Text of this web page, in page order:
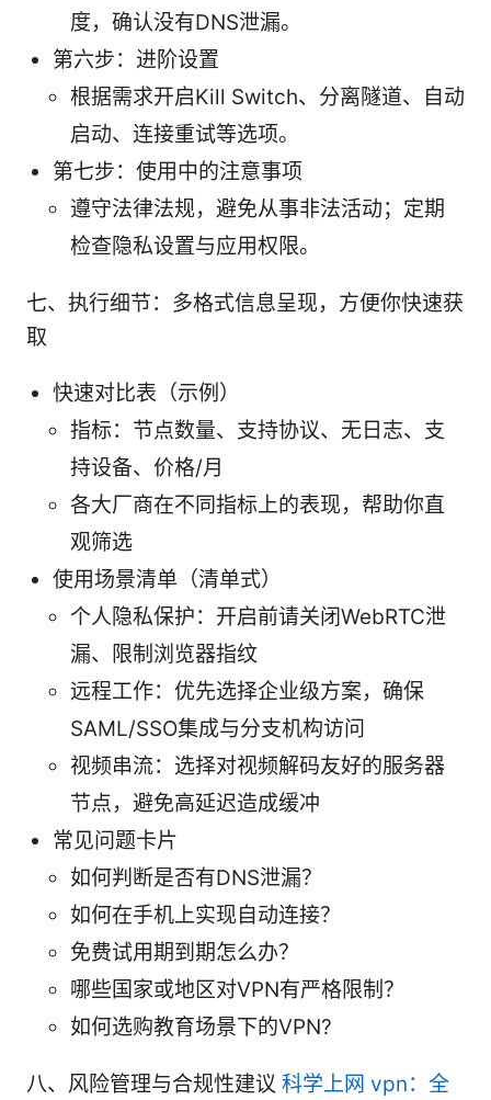
度，确认没有DNS泄漏。
第六步：进阶设置
根据需求开启Kill Switch、分离隧道、自动
启动、连接重试等选项。
第七步：使用中的注意事项
遵守法律法规，避免从事非法活动；定期
检查隐私设置与应用权限。
七、执行细节：多格式信息呈现，方便你快速获
取
快速对比表（示例）
指标：节点数量、支持协议、无日志、支
持设备、价格/月
各大厂商在不同指标上的表现，帮助你直
观筛选
使用场景清单（清单式）
个人隐私保护：开启前请关闭WebRTC泄
漏、限制浏览器指纹
远程工作：优先选择企业级方案，确保
SAML/SSO集成与分支机构访问
视频串流：选择对视频解码友好的服务器
节点，避免高延迟造成缓冲
常见问题卡片
如何判断是否有DNS泄漏？
如何在手机上实现自动连接？
免费试用期到期怎么办？
哪些国家或地区对VPN有严格限制？
如何选购教育场景下的VPN?
八、风险管理与合规性建议 科学上网 vpn：全